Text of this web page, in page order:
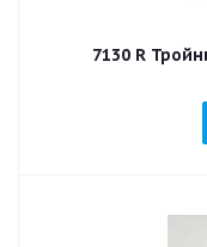
7130 R